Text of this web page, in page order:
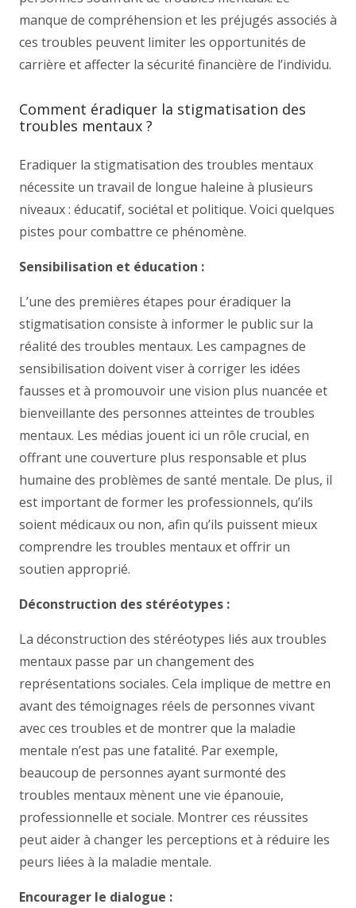
manque de compréhension et les préjugés associés à
ces troubles peuvent limiter les opportunités de
carrière et affecter la sécurité financière de l’individu.
Comment éradiquer la stigmatisation des
troubles mentaux ?
Eradiquer la stigmatisation des troubles mentaux
nécessite un travail de longue haleine à plusieurs
niveaux : éducatif, sociétal et politique. Voici quelques
pistes pour combattre ce phénomène.
Sensibilisation et éducation :
L’une des premières étapes pour éradiquer la
stigmatisation consiste à informer le public sur la
réalité des troubles mentaux. Les campagnes de
sensibilisation doivent viser à corriger les idées
fausses et à promouvoir une vision plus nuancée et
bienveillante des personnes atteintes de troubles
mentaux. Les médias jouent ici un rôle crucial, en
offrant une couverture plus responsable et plus
humaine des problèmes de santé mentale. De plus, il
est important de former les professionnels, qu’ils
soient médicaux ou non, afin qu’ils puissent mieux
comprendre les troubles mentaux et offrir un
soutien approprié.
Déconstruction des stéréotypes :
La déconstruction des stéréotypes liés aux troubles
mentaux passe par un changement des
représentations sociales. Cela implique de mettre en
avant des témoignages réels de personnes vivant
avec ces troubles et de montrer que la maladie
mentale n’est pas une fatalité. Par exemple,
beaucoup de personnes ayant surmonté des
troubles mentaux mènent une vie épanouie,
professionnelle et sociale. Montrer ces réussites
peut aider à changer les perceptions et à réduire les
peurs liées à la maladie mentale.
Encourager le dialogue :